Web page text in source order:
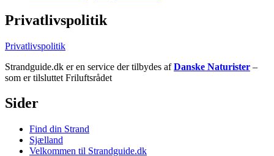
Privatlivspolitik
Privatlivspolitik
Strandguide.dk er en service der tilbydes afDanske Naturister –
som er tilsluttet Friluftsrådet
Sider
Find din Strand
Sjælland
Velkommen til Strandguide.dk